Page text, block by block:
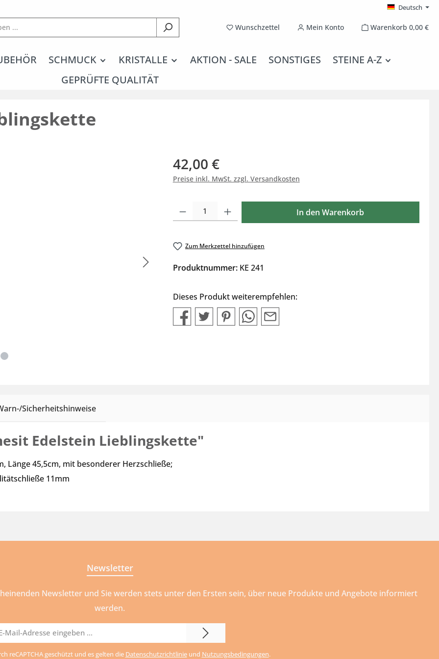
Deutsch
Wunschzettel Du hast 0 Produkte auf dem Merkzettel
Mein Konto Warenkorb 0,00 €
SCHMUCK KRISTALLE AKTION - SALE SONSTIGES
STEINE A-Z
GEPRÜFTE QUALITÄT
42,00 €
Preise inkl. MwSt. zzgl. Versandkosten
Produkt Anzahl: Gib den gewünschten Wert ein oder benutze die Schaltflächen um die
In den Warenkorb
Zum Merkzettel hinzufügen
Produktnummer: KE 241
Dieses Produkt weiterempfehlen:
Sicherheitshinweise
Edelstein Lieblingskette"
Länge 45,5cm, mit besonderer Herzschließe;
11mm
Newsletter
Newsletter und Sie werden stets unter den Ersten sein, über neue Produkte und Angebote informiert
werden.
reCAPTCHA geschützt und es gelten die Datenschutzrichtlinieund Nutzungsbedingungen.